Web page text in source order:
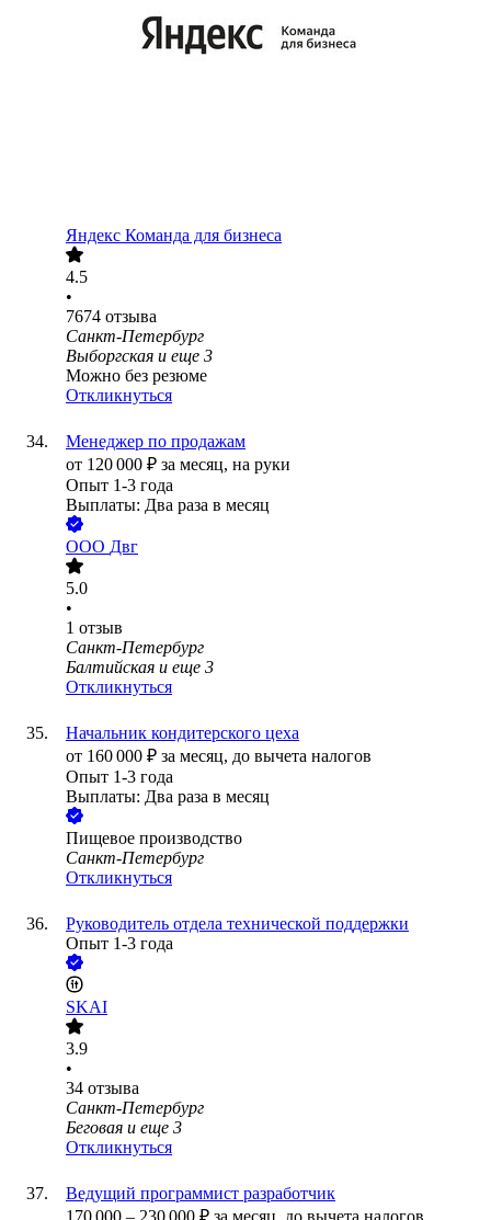
Яндекс Команда для бизнеса
4.5
•
7674 отзыва
Санкт-Петербург
Выборгская и еще 3
Можно без резюме
Откликнуться
Менеджер по продажам
от 120 000 ₽ за месяц, на руки
Опыт 1-3 года
Выплаты: Два раза в месяц
ООО Двг
5.0
•
1 отзыв
Санкт-Петербург
Балтийская и еще 3
Откликнуться
Начальник кондитерского цеха
от 160 000 ₽ за месяц, до вычета налогов
Опыт 1-3 года
Выплаты: Два раза в месяц
Пищевое производство
Санкт-Петербург
Откликнуться
Руководитель отдела технической поддержки
Опыт 1-3 года
SKAI
3.9
•
34 отзыва
Санкт-Петербург
Беговая и еще 3
Откликнуться
Ведущий программист разработчик